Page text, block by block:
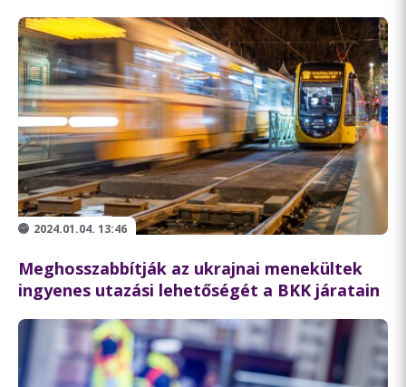
2024.01.04. 13:46
Meghosszabbítják az ukrajnai menekültek
ingyenes utazási lehetőségét a BKK járatain